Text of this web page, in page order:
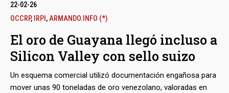
22-02-26
OCCRP, IRPI ,ARMANDO.INFO (*)
El oro de Guayana llegó incluso a
Silicon Valley con sello suizo
Un esquema comercial utilizó documentación engañosa para
mover unas 90 toneladas de oro venezolano, valoradas en